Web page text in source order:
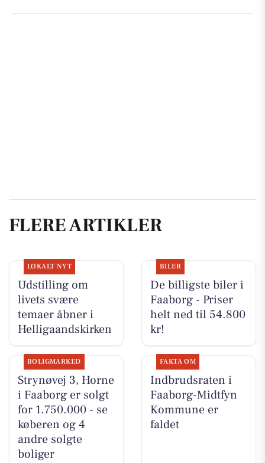
FLERE ARTIKLER
LOKALT NYT
Udstilling om
livets svære
temaer åbner i
Helligaandskirken
BILER
De billigste biler i
Faaborg - Priser
helt ned til 54.800
kr!
BOLIGMARKED
Strynøvej 3, Horne
i Faaborg er solgt
for 1.750.000 - se
køberen og 4
andre solgte
boliger
FAKTA OM
Indbrudsraten i
Faaborg-Midtfyn
Kommune er
faldet